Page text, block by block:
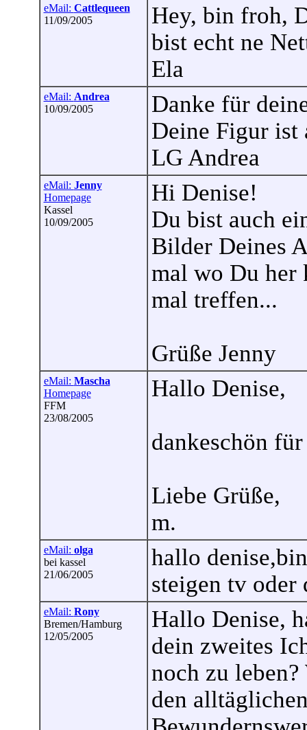
eMail: Cattlequeen
11/09/2005
Hey, bin froh,
bist echt ne
Ela
eMail: Andrea
10/09/2005
Danke für
Deine Figur ist
LG Andrea
eMail: Jenny
Homepage
Kassel
10/09/2005
Hi Denise!
Du bist auch
Bilder Deines
mal wo Du her
mal treffen...
Grüße Jenny
eMail: Mascha
Homepage
FFM
23/08/2005
Hallo Denise,
dankeschön
Liebe Grüße,
m.
eMail: olga
bei kassel
21/06/2005
hallo
steigen tv oder
eMail: Rony
Bremen/Hamburg
12/05/2005
Hallo Denise,
dein zweites
noch zu
den